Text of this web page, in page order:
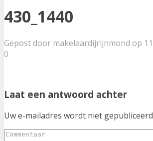
430_1440
Gepost door makelaardijrijnmond op
0
Laat een antwoord achter
Uw e-mailadres wordt niet